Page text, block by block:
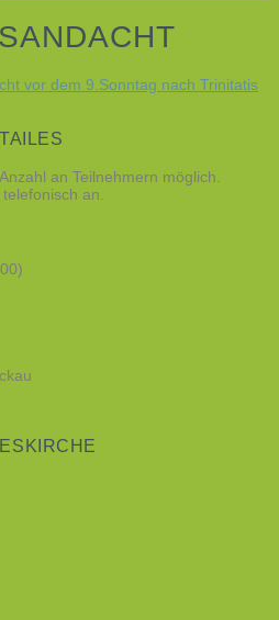
vor dem 9.Sonntag nach Trinitatis
an Teilnehmern möglich.
an.